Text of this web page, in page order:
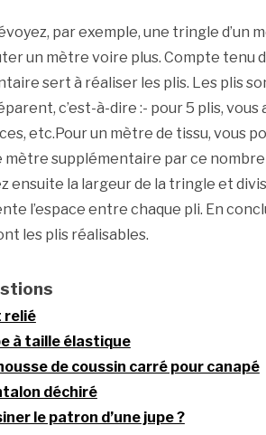
par exemple, une tringle d’un
un mètre voire plus. Compte tenu
sert à réaliser les plis. Les plis
c’est-à-dire :- pour 5 plis,
etc.Pour un mètre de tissu, vous
mètre supplémentaire par ce nombre
ensuite la largeur de la tringle et
l’espace entre chaque pli. En
les plis réalisables.
relié
à taille élastique
de coussin carré pour canapé
déchiré
le patron d’une jupe ?